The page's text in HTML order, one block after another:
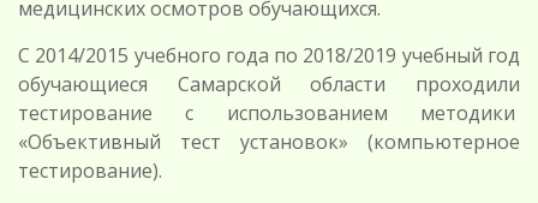
медицинских осмотров обучающихся.
С 2014/2015 учебного года по 2018/2019 учебный год
обучающиеся Самарской области проходили
тестирование с использованием методики
«Объективный тест установок» (компьютерное
тестирование).